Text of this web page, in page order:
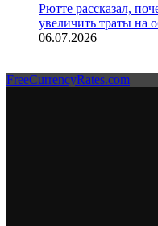
Рютте рассказал,
увеличить траты на
06.07.2026
FreeCurrencyRates.com